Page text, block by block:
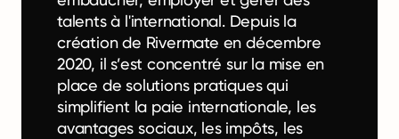
talents à l'international. Depuis la
création de Rivermate en décembre
2020, il s’est concentré sur la mise en
place de solutions pratiques qui
simplifient la paie internationale, les
avantages sociaux, les impôts, les